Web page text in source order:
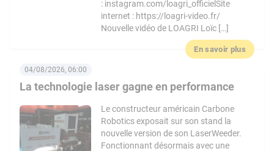
: instagram.com/loagri_officielSite
internet : https://loagri-video.fr/
Nouvelle vidéo de LOAGRI Loïc […]
En savoir plus
La technologie laser gagne en performance
04/08/2026, 06:00
Le constructeur américain Carbone
Robotics exposait sur son stand la
nouvelle version de son LaserWeeder.
Fonctionnant désormais avec une